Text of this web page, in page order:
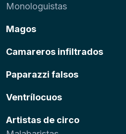
Monologuistas
Magos
Camareros infiltrados
Paparazzi falsos
Ventrílocuos
Artistas de circo